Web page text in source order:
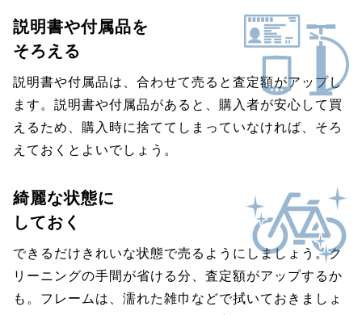
説明書や付属品を
そろえる
説明書や付属品は、合わせて売ると査定額がアップし
ます。説明書や付属品があると、購入者が安心して買
えるため、購入時に捨ててしまっていなければ、そろ
えておくとよいでしょう。
綺麗な状態に
しておく
できるだけきれいな状態で売るようにしましょう。ク
リーニングの手間が省ける分、査定額がアップするか
も。フレームは、濡れた雑巾などで拭いておきましょ